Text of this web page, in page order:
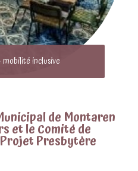
mobilité inclusive
de Montaren
et le Comité de
Presbytère